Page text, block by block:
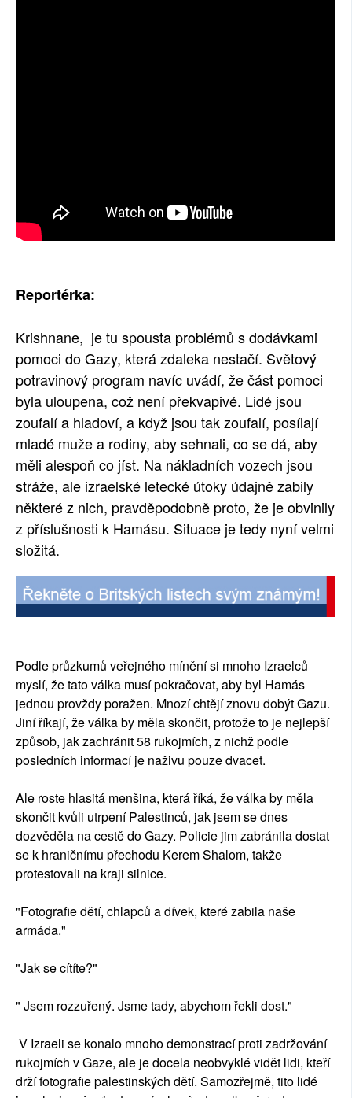
Reportérka:
Krishnane, je tu spousta problémů s dodávkami
pomoci do Gazy, která zdaleka nestačí. Světový
potravinový program navíc uvádí, že část pomoci
byla uloupena, což není překvapivé. Lidé jsou
zoufalí a hladoví, a když jsou tak zoufalí, posílají
mladé muže a rodiny, aby sehnali, co se dá, aby
měli alespoň co jíst. Na nákladních vozech jsou
stráže, ale izraelské letecké útoky údajně zabily
některé z nich, pravděpodobně proto, že je obvinily
z příslušnosti k Hamásu. Situace je tedy nyní velmi
složitá.
Podle průzkumů veřejného mínění si mnoho Izraelců
myslí, že tato válka musí pokračovat, aby byl Hamás
jednou provždy poražen. Mnozí chtějí znovu dobýt Gazu.
Jiní říkají, že válka by měla skončit, protože to je nejlepší
způsob, jak zachránit 58 rukojmích, z nichž podle
posledních informací je naživu pouze dvacet.
Ale roste hlasitá menšina, která říká, že válka by měla
skončit kvůli utrpení Palestinců, jak jsem se dnes
dozvěděla na cestě do Gazy. Policie jim zabránila dostat
se k hraničnímu přechodu Kerem Shalom, takže
protestovali na kraji silnice.
"Fotografie dětí, chlapců a dívek, které zabila naše
armáda."
"Jak se cítíte?"
" Jsem rozzuřený. Jsme tady, abychom řekli dost."
V Izraeli se konalo mnoho demonstrací proti zadržování
rukojmích v Gaze, ale je docela neobvyklé vidět lidi, kteří
drží fotografie palestinských dětí. Samozřejmě, tito lidé